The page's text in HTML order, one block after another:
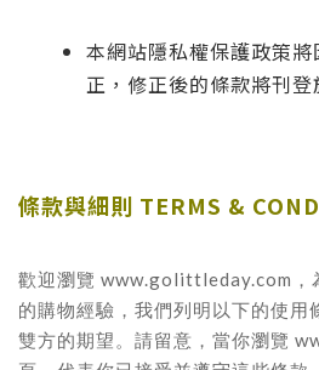
本網站隱私權保護政策
正，修正後的條款將刊登
條款與細則 TERMS &
歡迎瀏覽 www.golittleday.com，
的購物經驗，我們列明以下的使用
雙方的期望。請留意，當你瀏覽